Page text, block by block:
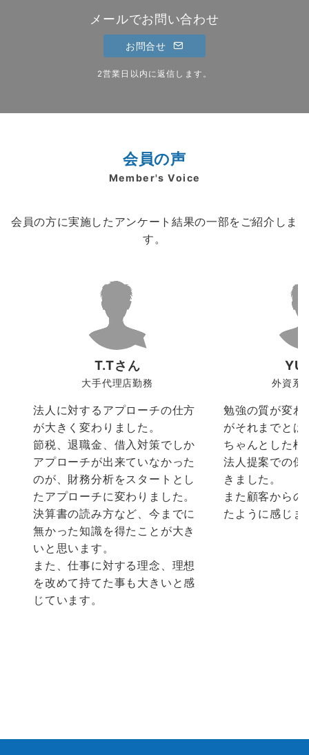
メールでお問い合わせ
お問合せ
2営業日以内に返信します。
会員の声
Member's Voice
会員の方に実施したアンケート結果の一部をご紹介しま
す。
T.Tさん
大手代理店勤務
法人に対するアプローチの仕方
が大きく変わりました。
節税、退職金、借入対策でしか
アプローチが出来ていなかった
のが、財務分析をスタートとし
たアプローチに変わりました。
決算書の読み方など、今までに
無かった知識を得たことが大き
いと思います。
また、仕事に対する理念、理想
を改めて持てた事も大きいと感
じています。
YU
外資系
勉強の質が変わ
がそれまでと
ちゃんとした
法人提案での保
きました。
また顧客から
たように感じま